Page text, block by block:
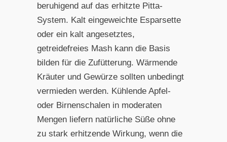
beruhigend auf das erhitzte Pitta-
System. Kalt eingeweichte Esparsette
oder ein kalt angesetztes,
getreidefreies Mash kann die Basis
bilden für die Zufütterung. Wärmende
Kräuter und Gewürze sollten unbedingt
vermieden werden. Kühlende Apfel-
oder Birnenschalen in moderaten
Mengen liefern natürliche Süße ohne
zu stark erhitzende Wirkung, wenn die